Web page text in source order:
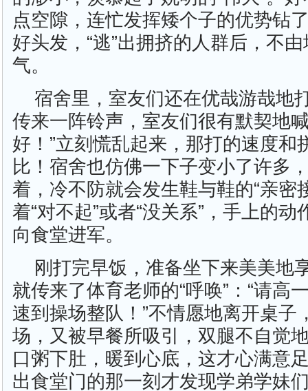
点空隙，连忙发挥矮个子的优势钻
好头发，“逃”出拥挤的人群后，不
气。
宿舍里，室友们还在优哉游哉地
传来一阵铃声，室友们很有默契地
好！”立刻慌乱起来，那打的速度和
比！宿舍也仿佛一下子变小了许多
着，冷不防就会发生鞋与鞋的“亲密
着“对不起”或者“没关系”，手上的
向食堂进军。
刚打完早饭，准备坐下来美美地
就传来了体育老师的“呼唤”：“请高
速到操场整队！”不情愿地离开桌子
场，又被早餐所吸引，双腿不自觉
口粥下肚，暖到心底，这才心满意
出食堂门的那一刻才发现学弟学妹